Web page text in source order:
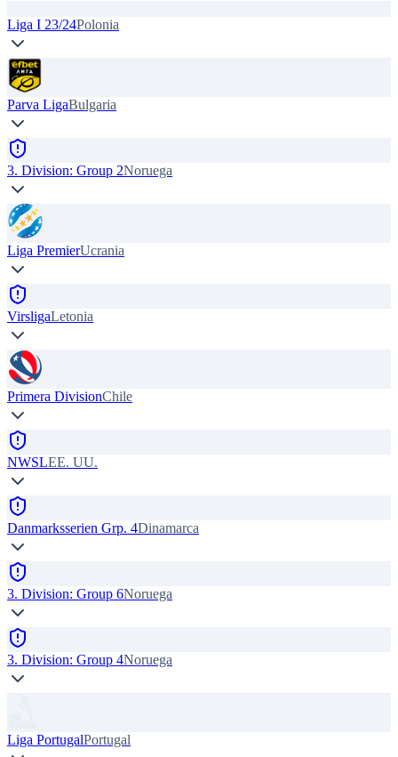
Liga I 23/24Polonia
Parva LigaBulgaria
3. Division: Group 2Noruega
Liga PremierUcrania
VirsligaLetonia
Primera DivisionChile
NWSLEE. UU.
Danmarksserien Grp. 4Dinamarca
3. Division: Group 6Noruega
3. Division: Group 4Noruega
Liga PortugalPortugal